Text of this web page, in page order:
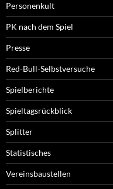
Personenkult
PK nach dem Spiel
Presse
Red-Bull-Selbstversuche
Spielberichte
Spieltagsrückblick
Splitter
Statistisches
Vereinsbaustellen